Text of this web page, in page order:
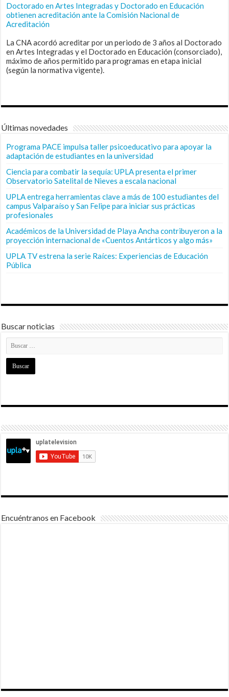
Doctorado en Artes Integradas y Doctorado en Educación
obtienen acreditación ante la Comisión Nacional de
Acreditación
La CNA acordó acreditar por un periodo de 3 años al Doctorado
en Artes Integradas y el Doctorado en Educación (consorciado),
máximo de años permitido para programas en etapa inicial
(según la normativa vigente).
Últimas novedades
Programa PACE impulsa taller psicoeducativo para apoyar la
adaptación de estudiantes en la universidad
Ciencia para combatir la sequía: UPLA presenta el primer
Observatorio Satelital de Nieves a escala nacional
UPLA entrega herramientas clave a más de 100 estudiantes del
campus Valparaíso y San Felipe para iniciar sus prácticas
profesionales
Académicos de la Universidad de Playa Ancha contribuyeron a la
proyección internacional de «Cuentos Antárticos y algo más»
UPLA TV estrena la serie Raíces: Experiencias de Educación
Pública
Buscar noticias
Encuéntranos en Facebook